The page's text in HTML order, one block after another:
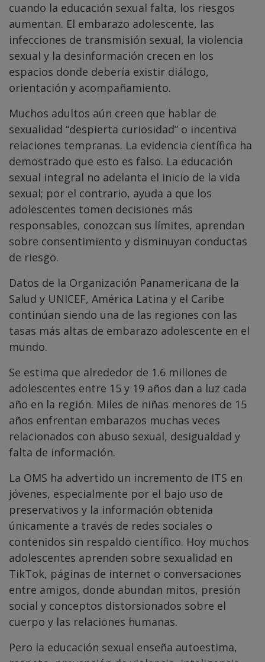
cuando la educación sexual falta, los riesgos
aumentan. El embarazo adolescente, las
infecciones de transmisión sexual, la violencia
sexual y la desinformación crecen en los
espacios donde debería existir diálogo,
orientación y acompañamiento.
Muchos adultos aún creen que hablar de
sexualidad “despierta curiosidad” o incentiva
relaciones tempranas. La evidencia científica ha
demostrado que esto es falso. La educación
sexual integral no adelanta el inicio de la vida
sexual; por el contrario, ayuda a que los
adolescentes tomen decisiones más
responsables, conozcan sus límites, aprendan
sobre consentimiento y disminuyan conductas
de riesgo.
Datos de la Organización Panamericana de la
Salud y UNICEF, América Latina y el Caribe
continúan siendo una de las regiones con las
tasas más altas de embarazo adolescente en el
mundo.
Se estima que alrededor de 1.6 millones de
adolescentes entre 15 y 19 años dan a luz cada
año en la región. Miles de niñas menores de 15
años enfrentan embarazos muchas veces
relacionados con abuso sexual, desigualdad y
falta de información.
La OMS ha advertido un incremento de ITS en
jóvenes, especialmente por el bajo uso de
preservativos y la información obtenida
únicamente a través de redes sociales o
contenidos sin respaldo científico. Hoy muchos
adolescentes aprenden sobre sexualidad en
TikTok, páginas de internet o conversaciones
entre amigos, donde abundan mitos, presión
social y conceptos distorsionados sobre el
cuerpo y las relaciones humanas.
Pero la educación sexual enseña autoestima,